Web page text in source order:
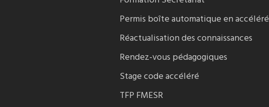
Permis boîte automatique en accéléré
Réactualisation des connaissances
Rendez-vous pédagogiques
Stage code accéléré
TFP FMESR